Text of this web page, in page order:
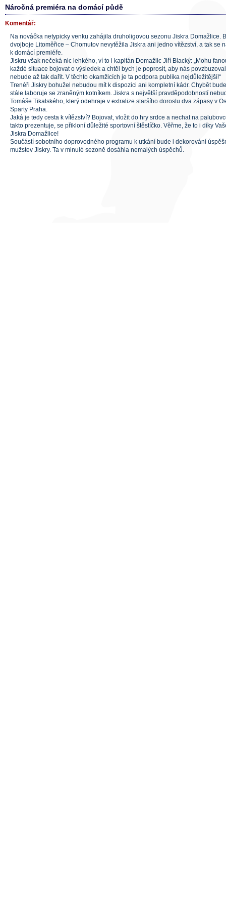
Náročná premiéra na domácí půdě
Komentář:
Na nováčka netypicky venku zahájila druholigovou sezonu Jiskra Domažlice.
dvojboje Litoměřice – Chomutov nevytěžila Jiskra ani jedno vítězství, a tak se
k domácí premiéře.
Jiskru však nečeká nic lehkého, ví to i kapitán Domažlic Jiří Blacký: „Mohu
každé situace bojovat o výsledek a chtěl bych je poprosit, aby nás
nebude až tak dařit. V těchto okamžicích je ta podpora publika nejdůležitější!“
Trenéři Jiskry bohužel nebudou mít k dispozici ani kompletní kádr. Chybět
stále laboruje se zraněným kotníkem. Jiskra s největší pravděpodobností
Tomáše Tikalského, který odehraje v extralize staršího dorostu dva zápasy v
Sparty Praha.
Jaká je tedy cesta k vítězství? Bojovat, vložit do hry srdce a nechat na
takto prezentuje, se přikloní důležité sportovní štěstíčko. Věřme, že to i díky
Jiskra Domažlice!
Součástí sobotního doprovodného programu k utkání bude i dekorování
mužstev Jiskry. Ta v minulé sezoně dosáhla nemalých úspěchů.